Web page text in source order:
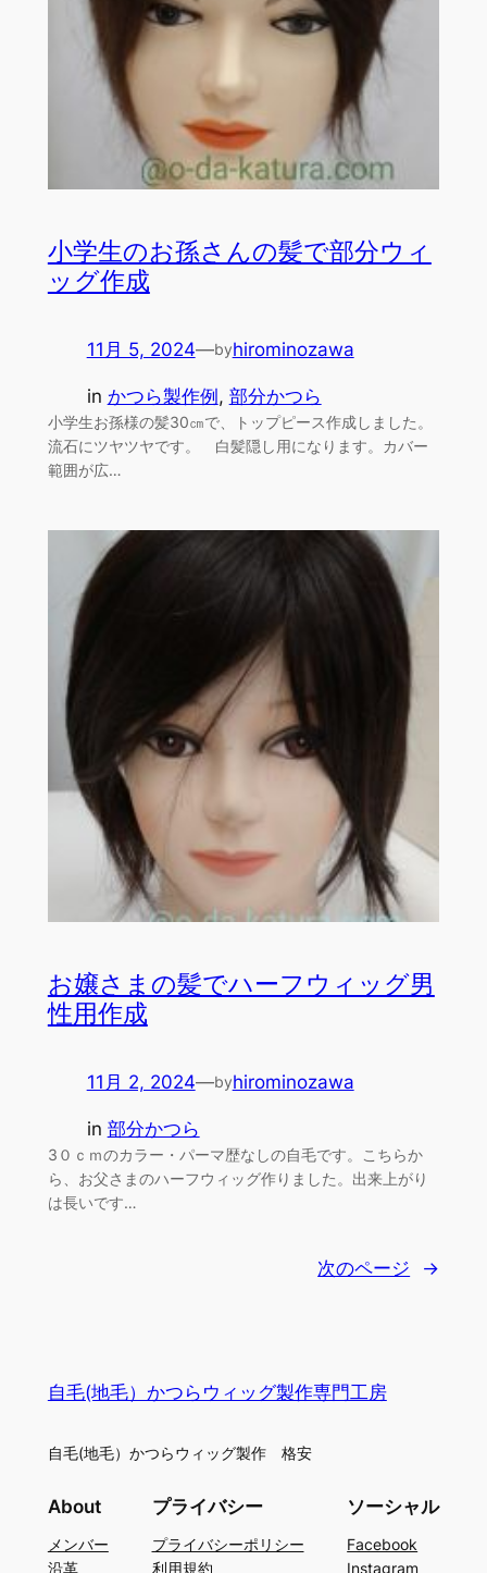
小学生のお孫さんの髪で部分ウィ
ッグ作成
11月 5, 2024—byhirominozawa
in かつら製作例, 部分かつら
小学生お孫様の髪30㎝で、トップピース作成しました。
流石にツヤツヤです。 白髪隠し用になります。カバー
範囲が広…
お嬢さまの髪でハーフウィッグ男
性用作成
11月 2, 2024—byhirominozawa
in 部分かつら
3０ｃｍのカラー・パーマ歴なしの自毛です。こちらか
ら、お父さまのハーフウィッグ作りました。出来上がり
は長いです…
次のページ →
自毛(地毛）かつらウィッグ製作専門工房
自毛(地毛）かつらウィッグ製作 格安
About
メンバー
沿革
プライバシー
プライバシーポリシー
利用規約
ソーシャル
Facebook
Instagram